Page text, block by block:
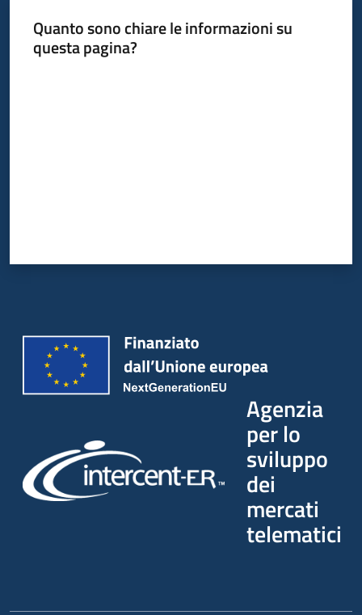
Quanto sono chiare le informazioni su
questa pagina?
Agenzia
per lo
sviluppo
dei
mercati
telematici